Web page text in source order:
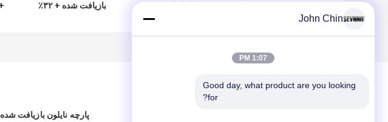
RT-4158
بازیافت شده + ۳۲٪
پارچه نایلون بازیافت شده
John Chin
1:07 PM
Good day, what product are you looking
for?